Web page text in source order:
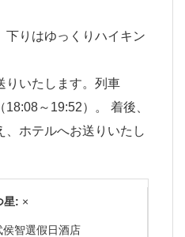
りはゆっくりハイキン
りいたします。列車
～19:52）。 着後、
、ホテルへお送りいたし
星: ×
侯智選假日酒店